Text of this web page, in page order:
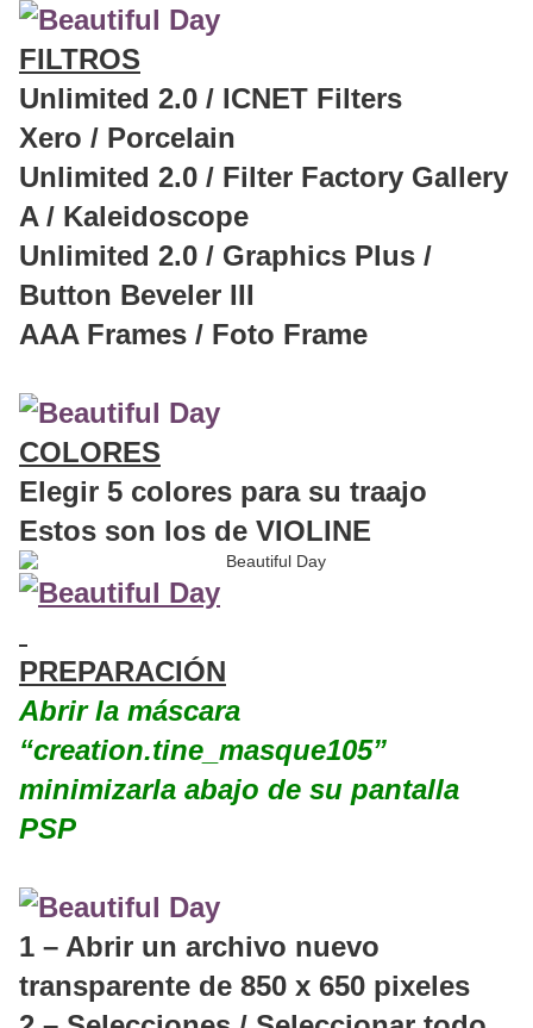
FILTROS
Unlimited 2.0 / ICNET Filters
Xero / Porcelain
Unlimited 2.0 / Filter Factory Gallery
A / Kaleidoscope
Unlimited 2.0 / Graphics Plus /
Button Beveler III
AAA Frames / Foto Frame
COLORES
Elegir 5 colores para su traajo
Estos son los de VIOLINE
PREPARACIÓN
Abrir la máscara
“creation.tine_masque105”
minimizarla abajo de su pantalla
PSP
1 – Abrir un archivo nuevo
transparente de 850 x 650 pixeles